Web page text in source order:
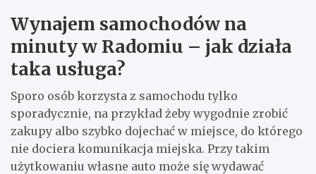
Wynajem samochodów na
minuty w Radomiu – jak działa
taka usługa?
Sporo osób korzysta z samochodu tylko
sporadycznie, na przykład żeby wygodnie zrobić
zakupy albo szybko dojechać w miejsce, do którego
nie dociera komunikacja miejska. Przy takim
użytkowaniu własne auto może się wydawać